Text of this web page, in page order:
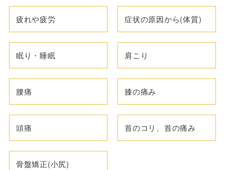
疲れや疲労 症状の原因から(体質)
眠り・睡眠 肩こり
腰痛 膝の痛み
頭痛 首のコリ、首の痛み
骨盤矯正(小尻)